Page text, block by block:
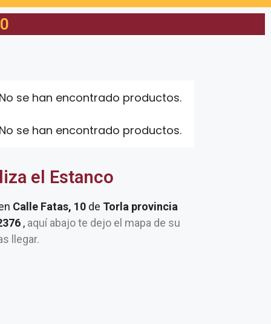
No se han encontrado productos.
No se han encontrado productos.
el Estanco
Calle Fatas, 10 de Torla provincia
, aquí abajo te dejo el mapa de su
llegar.